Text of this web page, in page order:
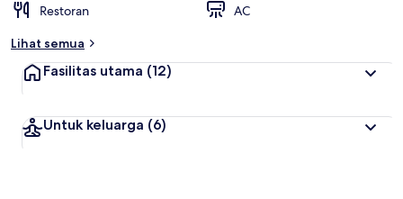
Restoran
AC
Lihat semua
Fasilitas utama (12)
Untuk keluarga (6)